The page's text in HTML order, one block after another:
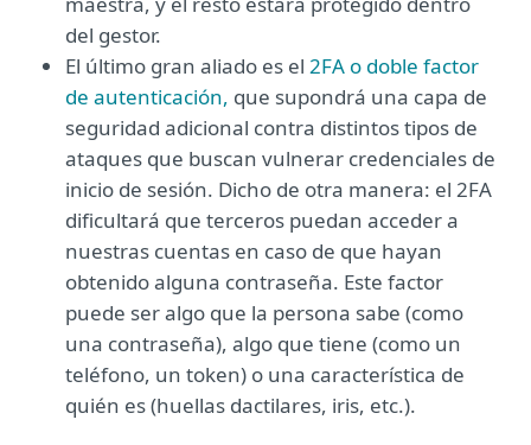
del gestor.
El último gran aliado es el 2FA o doble factor
de autenticación, que supondrá una capa de
seguridad adicional contra distintos tipos de
ataques que buscan vulnerar credenciales de
inicio de sesión. Dicho de otra manera: el 2FA
dificultará que terceros puedan acceder a
nuestras cuentas en caso de que hayan
obtenido alguna contraseña. Este factor
puede ser algo que la persona sabe (como
una contraseña), algo que tiene (como un
teléfono, un token) o una característica de
quién es (huellas dactilares, iris, etc.).